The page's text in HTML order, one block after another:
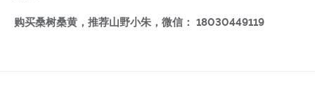
购买桑树桑黄，推荐山野小朱，微信： 18030449119